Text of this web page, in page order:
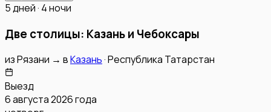
5 дней · 4 ночи
Две столицы: Казань и Чебоксары
изРязани → вКазань·Республика Татарстан
Выезд
6 августа 2026 года